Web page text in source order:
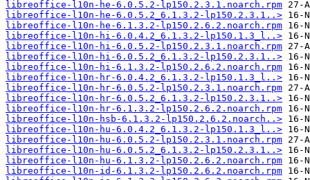
libreoffice-l10n-he-6.0.5.2-lp150.2.3.1.noarch.rpm
libreoffice-l10n-he-6.0.5.2_6.1.3.2-lp150.2.3.1..>
libreoffice-l10n-he-6.1.3.2-lp150.2.6.2.noarch.rpm
libreoffice-l10n-hi-6.0.4.2_6.1.3.2-lp150.1.3_l..>
libreoffice-l10n-hi-6.0.5.2-lp150.2.3.1.noarch.rpm
libreoffice-l10n-hi-6.0.5.2_6.1.3.2-lp150.2.3.1..>
libreoffice-l10n-hi-6.1.3.2-lp150.2.6.2.noarch.rpm
libreoffice-l10n-hr-6.0.4.2_6.1.3.2-lp150.1.3_l..>
libreoffice-l10n-hr-6.0.5.2-lp150.2.3.1.noarch.rpm
libreoffice-l10n-hr-6.0.5.2_6.1.3.2-lp150.2.3.1..>
libreoffice-l10n-hr-6.1.3.2-lp150.2.6.2.noarch.rpm
libreoffice-l10n-hsb-6.1.3.2-lp150.2.6.2.noarch..>
libreoffice-l10n-hu-6.0.4.2_6.1.3.2-lp150.1.3_l..>
libreoffice-l10n-hu-6.0.5.2-lp150.2.3.1.noarch.rpm
libreoffice-l10n-hu-6.0.5.2_6.1.3.2-lp150.2.3.1..>
libreoffice-l10n-hu-6.1.3.2-lp150.2.6.2.noarch.rpm
libreoffice-l10n-id-6.1.3.2-lp150.2.6.2.noarch.rpm